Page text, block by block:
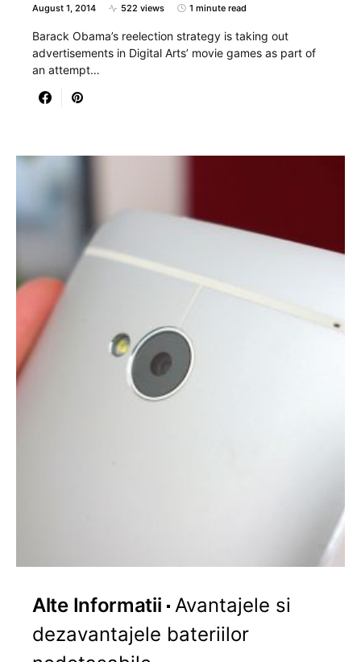
August 1, 2014 522 views 1 minute read
Barack Obama’s reelection strategy is taking out
advertisements in Digital Arts’ movie games as part of
an attempt…
Alte Informatii Avantajele si
dezavantajele bateriilor